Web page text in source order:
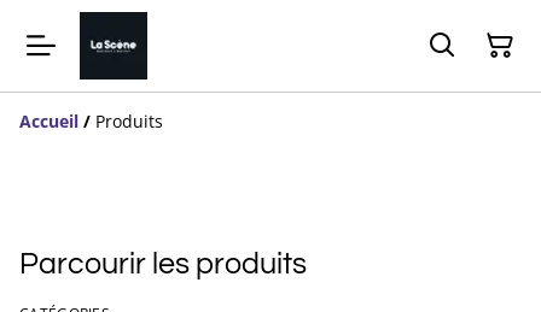
Accueil / Produits
Parcourir les produits